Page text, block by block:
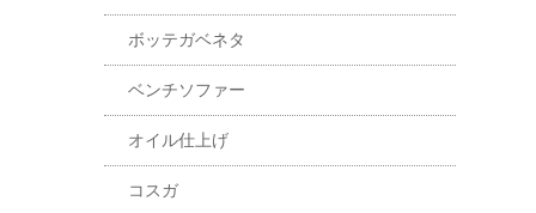
ボッテガベネタ
ベンチソファー
オイル仕上げ
コスガ